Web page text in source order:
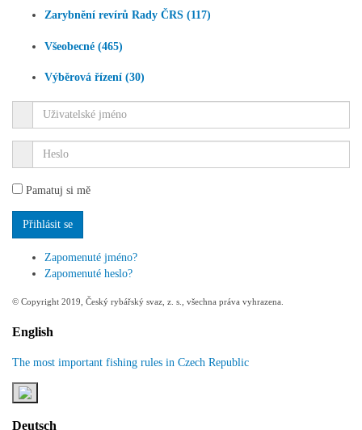
Zarybnění revírů Rady ČRS (117)
Všeobecné (465)
Výběrová řízení (30)
Pamatuj si mě
Zapomenuté jméno?
Zapomenuté heslo?
© Copyright 2019, Český rybářský svaz, z. s., všechna práva vyhrazena.
English
The most important fishing rules in Czech Republic
Deutsch